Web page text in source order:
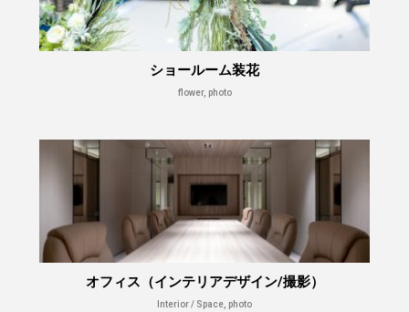
ショールーム装花
flower, photo
オフィス（インテリアデザイン/撮影）
Interior / Space, photo